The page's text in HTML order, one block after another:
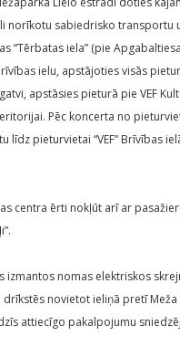
norīkotu sabiedrisko transportu
“Tērbatas iela” (pie
ielu, apstājoties visās
apstāsies pieturā pie VEF
Pēc koncerta no
līdz pieturvietai “VEF” Brīvības
centra ērti nokļūt arī ar
izmantos nomas elektriskos
novietot ieliņā pretī
attiecīgo pakalpojumu